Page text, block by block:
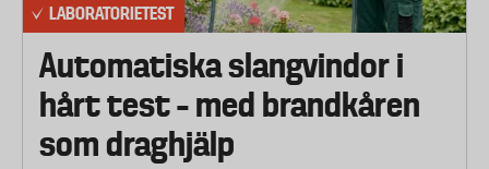
LABORATORIETEST
Automatiska slangvindor i
hårt test – med brandkåren
som draghjälp